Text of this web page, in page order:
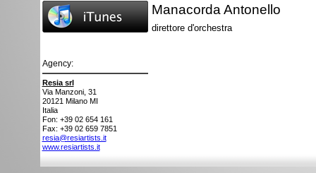
Agency:
Resia srl
Via Manzoni, 31
20121 Milano MI
Italia
Fon: +39 02 654 161
Fax: +39 02 659 7851
resia@resiartists.it
www.resiartists.it
Manacorda Antonello
direttore d'orchestra